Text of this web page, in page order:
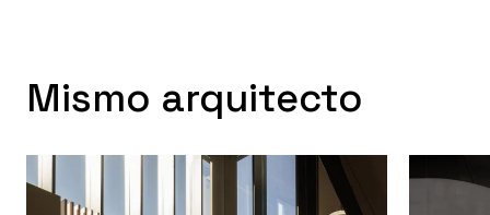
Mismo arquitecto